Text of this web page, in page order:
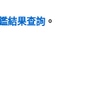
結果查詢 。